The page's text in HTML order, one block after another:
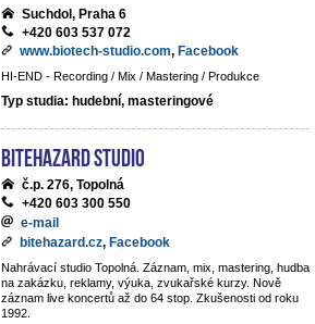
Suchdol, Praha 6
+420 603 537 072
www.biotech-studio.com, Facebook
HI-END - Recording / Mix / Mastering / Produkce
Typ studia: hudební, masteringové
BiteHazard Studio
č.p. 276, Topolná
+420 603 300 550
e-mail
bitehazard.cz, Facebook
Nahrávací studio Topolná. Záznam, mix, mastering, hudba
na zakázku, reklamy, výuka, zvukařské kurzy. Nově
záznam live koncertů až do 64 stop. Zkušenosti od roku
1992.